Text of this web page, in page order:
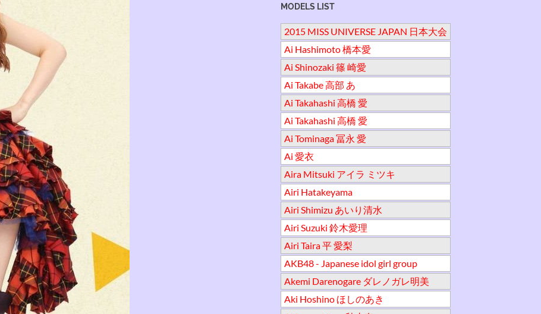
MODELS LIST
2015 MISS UNIVERSE JAPAN 日本大会
Ai Hashimoto 橋本愛
Ai Shinozaki 篠 崎愛
Ai Takabe 高部 あ
Ai Takahashi 高橋 愛
Ai Takahashi 高橋 愛
Ai Tominaga 冨永 愛
Ai 愛衣
Aira Mitsuki アイラ ミツキ
Airi Hatakeyama
Airi Shimizu あいり清水
Airi Suzuki 鈴木愛理
Airi Taira 平 愛梨
AKB48 - Japanese idol girl group
Akemi Darenogare ダレノガレ明美
Aki Hoshino ほしのあき